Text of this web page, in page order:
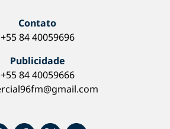
Contato
+55 84 40059696
Publicidade
+55 84 40059666